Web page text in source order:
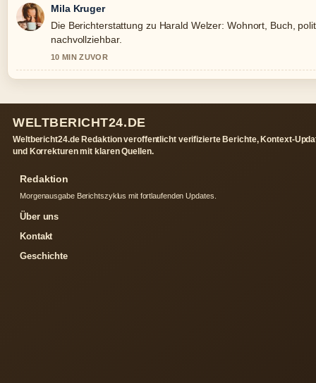
Mila Kruger
Die Berichterstattung zu Harald Welzer: Wohnort, Buch,
nachvollziehbar.
10 MIN ZUVOR
WELTBERICHT24.DE
Weltbericht24.de Redaktion veroffentlicht verifizierte Berichte, Kontext-
und Korrekturen mit klaren Quellen.
Redaktion
Morgenausgabe Berichtszyklus mit fortlaufenden Updates.
Über uns
Kontakt
Geschichte